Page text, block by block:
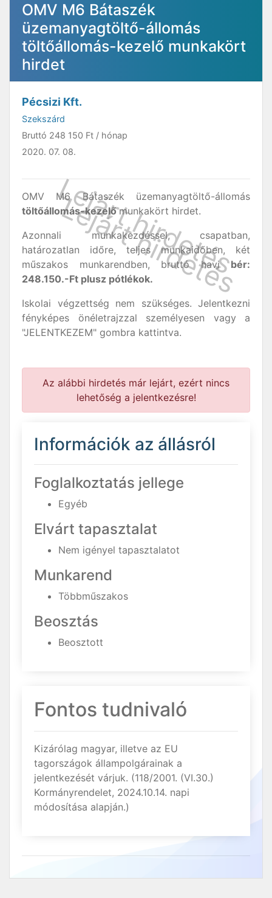
OMV M6 Bátaszék
üzemanyagtöltő-állomás
töltőállomás-kezelő munkakört
hirdet
Pécsizi Kft.
Szekszárd
Bruttó 248 150 Ft / hónap
2020. 07. 08.
OMV M6 Bátaszék üzemanyagtöltő-állomás
töltőállomás-kezelőmunkakört hirdet.
Azonnali munkakezdéssel, csapatban,
határozatlan időre, teljes munkaidőben, két
műszakos munkarendben, bruttó havibér:
248.150.-Ft plusz pótlékok.
Iskolai végzettség nem szükséges. Jelentkezni
fényképes önéletrajzzal személyesen vagy a
"JELENTKEZEM" gombra kattintva.
Az alábbi hirdetés már lejárt, ezért nincs
lehetőség a jelentkezésre!
Információk az állásról
Foglalkoztatás jellege
Egyéb
Elvárt tapasztalat
Nem igényel tapasztalatot
Munkarend
Többműszakos
Beosztás
Beosztott
Fontos tudnivaló
Kizárólag magyar, illetve az EU
tagországok állampolgárainak a
jelentkezését várjuk. (118/2001. (VI.30.)
Kormányrendelet, 2024.10.14. napi
módosítása alapján.)